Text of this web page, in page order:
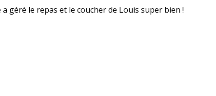
géré le repas et le coucher de Louis super bien !